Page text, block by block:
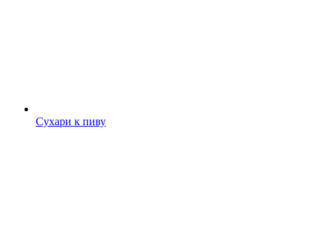
Сухари к пиву